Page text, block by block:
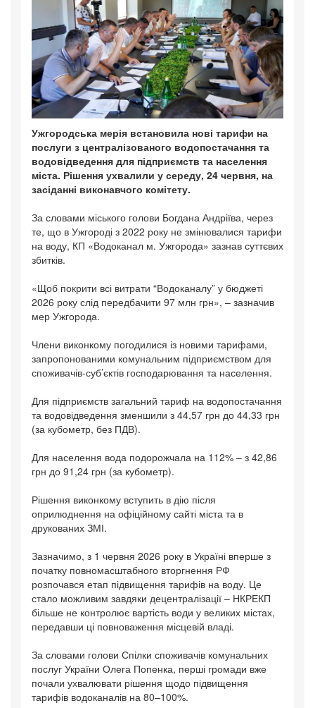
Ужгородська мерія встановила нові тарифи на
послуги з централізованого водопостачання та
водовідведення для підприємств та населення
міста. Рішення ухвалили у середу, 24 червня, на
засіданні виконавчого комітету.
За словами міського голови Богдана Андріїва, через
те, що в Ужгороді з 2022 року не змінювалися тарифи
на воду, КП «Водоканал м. Ужгорода» зазнав суттєвих
збитків.
«Щоб покрити всі витрати “Водоканалу” у бюджеті
2026 року слід передбачити 97 млн грн», – зазначив
мер Ужгорода.
Члени виконкому погодилися із новими тарифами,
запропонованими комунальним підприємством для
споживачів-суб’єктів господарювання та населення.
Для підприємств загальний тариф на водопостачання
та водовідведення зменшили з 44,57 грн до 44,33 грн
(за кубометр, без ПДВ).
Для населення вода подорожчала на 112% – з 42,86
грн до 91,24 грн (за кубометр).
Рішення виконкому вступить в дію після
оприлюднення на офіційному сайті міста та в
друкованих ЗМІ.
Зазначимо, з 1 червня 2026 року в Україні вперше з
початку повномасштабного вторгнення РФ
розпочався етап підвищення тарифів на воду. Це
стало можливим завдяки децентралізації – НКРЕКП
більше не контролює вартість води у великих містах,
передавши ці повноваження місцевій владі.
За словами голови Спілки споживачів комунальних
послуг України Олега Попенка, перші громади вже
почали ухвалювати рішення щодо підвищення
тарифів водоканалів на 80–100%.